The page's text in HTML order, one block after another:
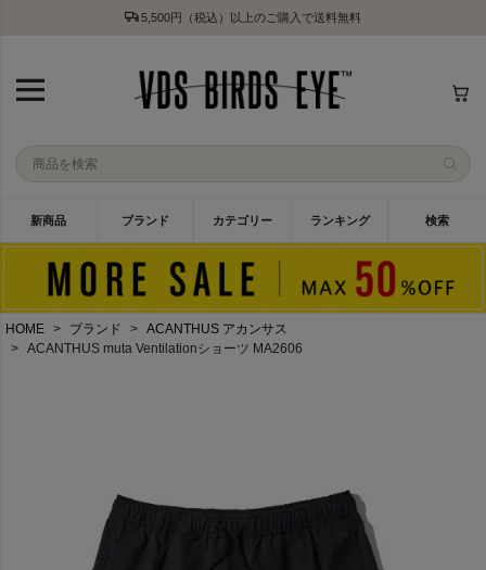
5,500円（税込）以上のご購入で送料無料
新商品 ブランド カテゴリー ランキング 検索
HOME ブランド
ACANTHUS アカンサス
ACANTHUS muta Ventilationショーツ MA2606